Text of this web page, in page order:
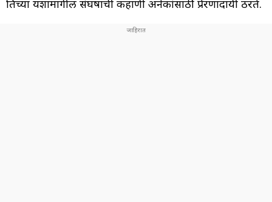
तिच्या यशामागील संघर्षाची कहाणी अनेकांसाठी प्रेरणादायी ठरते.